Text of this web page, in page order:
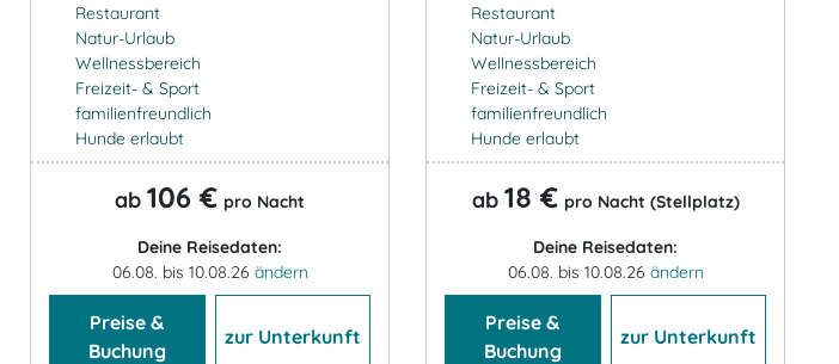
Restaurant
Natur-Urlaub
Wellnessbereich
Freizeit- & Sport
familienfreundlich
Hunde erlaubt
ab 106 € pro Nacht
Deine Reisedaten:
06.08. bis 10.08.26 ändern
Preise &
Buchung
zur Unterkunft
Restaurant
Natur-Urlaub
Wellnessbereich
Freizeit- & Sport
familienfreundlich
Hunde erlaubt
ab 18 € pro Nacht (Stellplatz)
Deine Reisedaten:
06.08. bis 10.08.26 ändern
Preise &
Buchung
zur Unterkunft